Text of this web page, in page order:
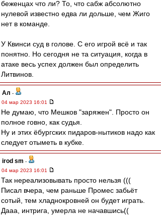
беженцах что ли? То, что сабж абсолютно
нулевой известно едва ли дольше, чем Жиго
нет в команде.
У Квинси суд в голове. С его игрой всё и так
понятно. Но сегодня не та ситуация, когда в
атаке весь успех должен был определить
Литвинов.
Ал -
04 мар 2023 16:01
Не думаю, что Мешков "заряжен". Просто он
полное говно, как судья.
Ну и этих ëбургских пидаров-нытиков надо как
следует отыметь в кубке.
irod sm -
04 мар 2023 16:01
Так нереализовывать просто нельзя (((
Писал вчера, чем раньше Промес забьёт
сотый, тем хладнокровней он будет играть.
Дааа, интрига, умерла не начавшись((